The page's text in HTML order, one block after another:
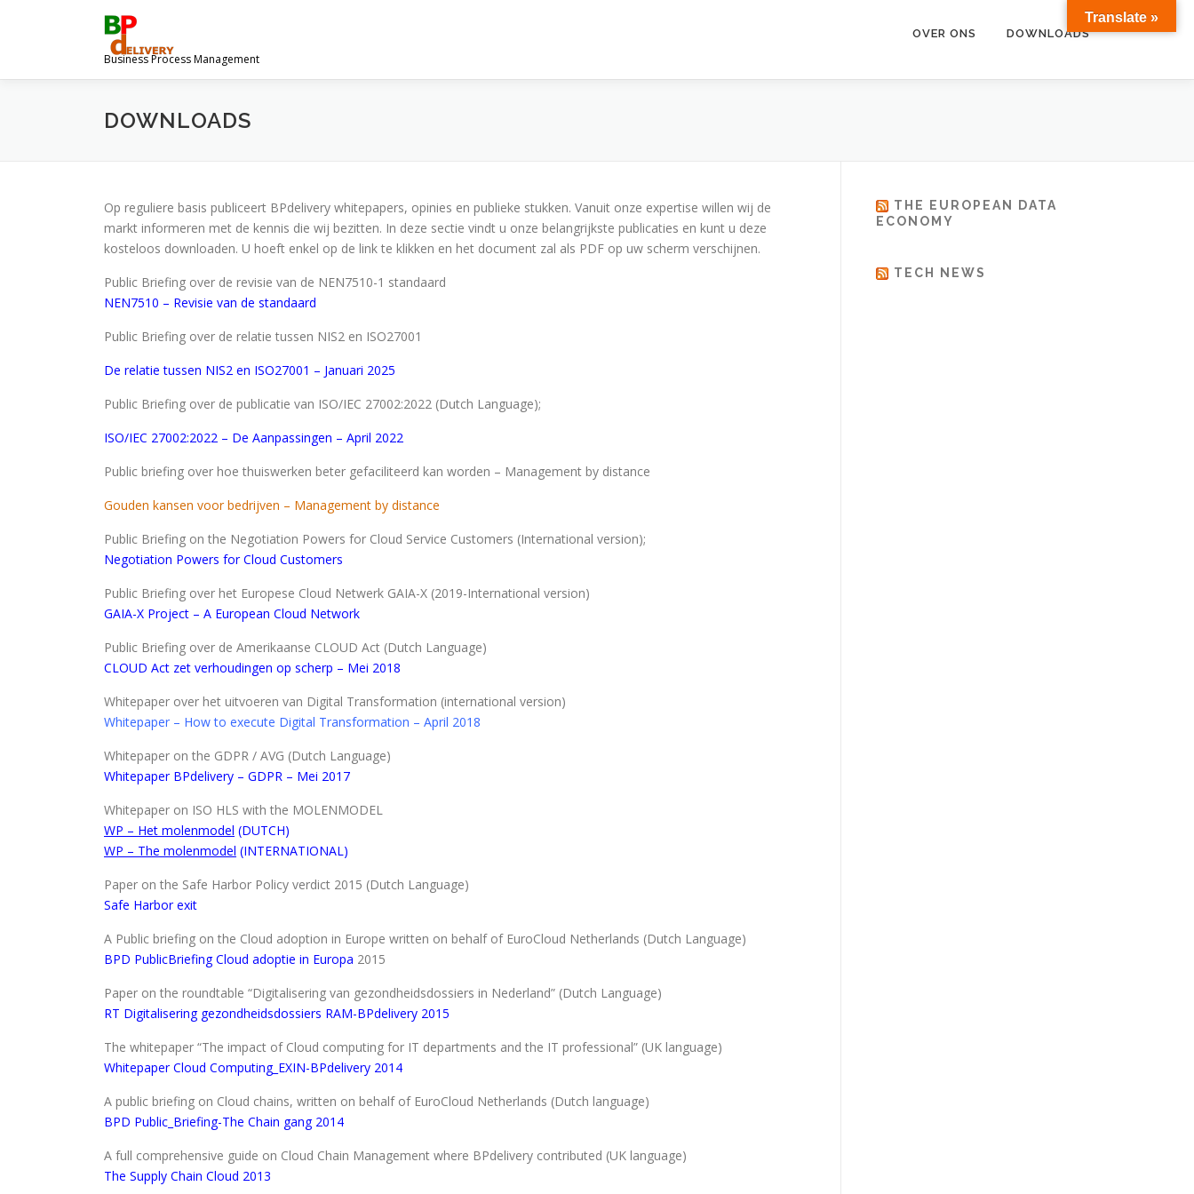
Business Process Management
OVER ONS DOWNLOADS
DOWNLOADS
Op reguliere basis publiceert BPdelivery whitepapers, opinies en publieke stukken. Vanuit onze expertise willen wij de
markt informeren met de kennis die wij bezitten. In deze sectie vindt u onze belangrijkste publicaties en kunt u deze
kosteloos downloaden. U hoeft enkel op de link te klikken en het document zal als PDF op uw scherm verschijnen.
Public Briefing over de revisie van de NEN7510-1 standaard
NEN7510 – Revisie van de standaard
Public Briefing over de relatie tussen NIS2 en ISO27001
De relatie tussen NIS2 en ISO27001 – Januari 2025
Public Briefing over de publicatie van ISO/IEC 27002:2022 (Dutch Language);
ISO/IEC 27002:2022 – De Aanpassingen – April 2022
Public briefing over hoe thuiswerken beter gefaciliteerd kan worden – Management by distance
Gouden kansen voor bedrijven – Management by distance
Public Briefing on the Negotiation Powers for Cloud Service Customers (International version);
Negotiation Powers for Cloud Customers
Public Briefing over het Europese Cloud Netwerk GAIA-X (2019-International version)
GAIA-X Project – A European Cloud Network
Public Briefing over de Amerikaanse CLOUD Act (Dutch Language)
CLOUD Act zet verhoudingen op scherp – Mei 2018
Whitepaper over het uitvoeren van Digital Transformation (international version)
Whitepaper – How to execute Digital Transformation – April 2018
Whitepaper on the GDPR / AVG (Dutch Language)
Whitepaper BPdelivery – GDPR – Mei 2017
Whitepaper on ISO HLS with the MOLENMODEL
WP – Het molenmodel (DUTCH)
WP – The molenmodel (INTERNATIONAL)
Paper on the Safe Harbor Policy verdict 2015 (Dutch Language)
Safe Harbor exit
A Public briefing on the Cloud adoption in Europe written on behalf of EuroCloud Netherlands (Dutch Language)
BPD PublicBriefing Cloud adoptie in Europa 2015
Paper on the roundtable “Digitalisering van gezondheidsdossiers in Nederland” (Dutch Language)
RT Digitalisering gezondheidsdossiers RAM-BPdelivery 2015
The whitepaper “The impact of Cloud computing for IT departments and the IT professional” (UK language)
Whitepaper Cloud Computing_EXIN-BPdelivery 2014
A public briefing on Cloud chains, written on behalf of EuroCloud Netherlands (Dutch language)
BPD Public_Briefing-The Chain gang2014
A full comprehensive guide on Cloud Chain Management where BPdelivery contributed (UK language)
The Supply Chain Cloud 2013
THE EUROPEAN DATA
ECONOMY
TECH NEWS
Translate »